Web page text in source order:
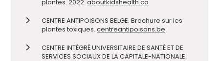
plantes. 2022. aboutkidshealth.ca
CENTRE ANTIPOISONS BELGE. Brochure sur les
plantes toxiques. centreantipoisons.be
CENTRE INTÉGRÉ UNIVERSITAIRE DE SANTÉ ET DE
SERVICES SOCIAUX DE LA CAPITALE-NATIONALE.